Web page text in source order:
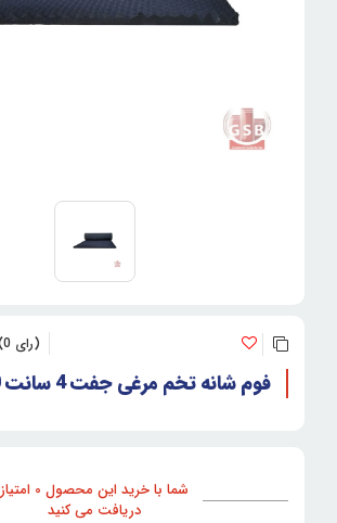
0
فوم شانه تخم مرغی جفت 4 سانت 30 کیلویی
شما با خرید این محصول 0 امتیاز
دریافت می کنید